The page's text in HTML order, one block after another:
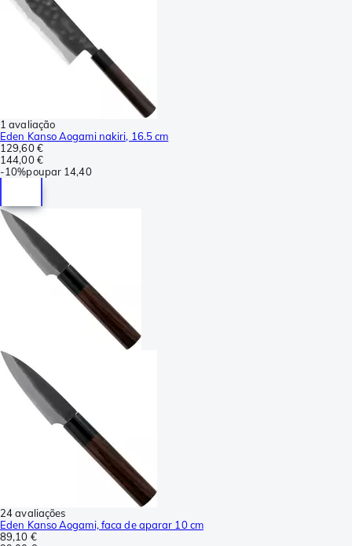
1 avaliação
Eden Kanso Aogami nakiri, 16.5 cm
129,60 €
144,00 €
-10%poupar 14,40
24 avaliações
Eden Kanso Aogami, faca de aparar 10 cm
89,10 €